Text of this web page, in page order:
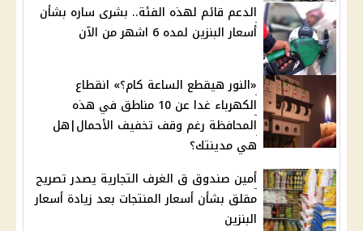
الدعم قائم لهذه الفئة.. بشرى ساره بشأن
أسعار البنزين لمده 6 اشهر من الآن
«النور هيقطع الساعة كام؟» انقطاع
الكهرباء غدا عن 10 مناطق في هذه
المحافظة رغم وقف تخفيف الأحمال|هل
هي مدينتك؟
أمين صندوق ق الغرف التجارية يصدر تصريح
مقلق بشأن أسعار المنتجات بعد زيادة أسعار
البنزين